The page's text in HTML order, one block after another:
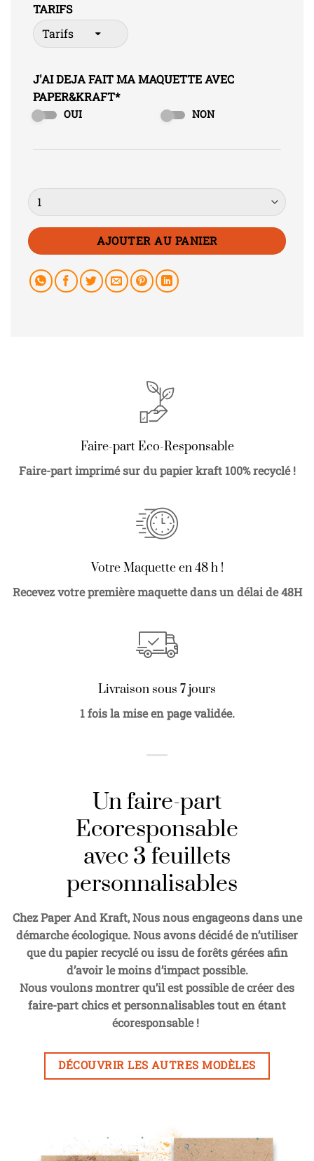
TARIFS
J'AI DEJA FAIT MA MAQUETTE AVEC
PAPER&KRAFT*
OUI NON
Quantité
AJOUTER AU PANIER
Faire-part Eco-Responsable
Faire-part imprimé sur du papier kraft 100% recyclé !
Votre Maquette en 48 h !
Recevez votre première maquette dans un délai de 48H
Livraison sous 7 jours
1 fois la mise en page validée.
Un faire-part
Ecoresponsable
avec 3 feuillets
personnalisables
Chez Paper And Kraft, Nous nous engageons dans une
démarche écologique. Nous avons décidé de n’utiliser
que du papier recyclé ou issu de forêts gérées afin
d’avoir le moins d’impact possible.
Nous voulons montrer qu’il est possible de créer des
faire-part chics et personnalisables tout en étant
écoresponsable !
DÉCOUVRIR LES AUTRES MODÈLES